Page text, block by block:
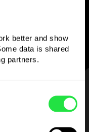
better and show
data is shared
partners.